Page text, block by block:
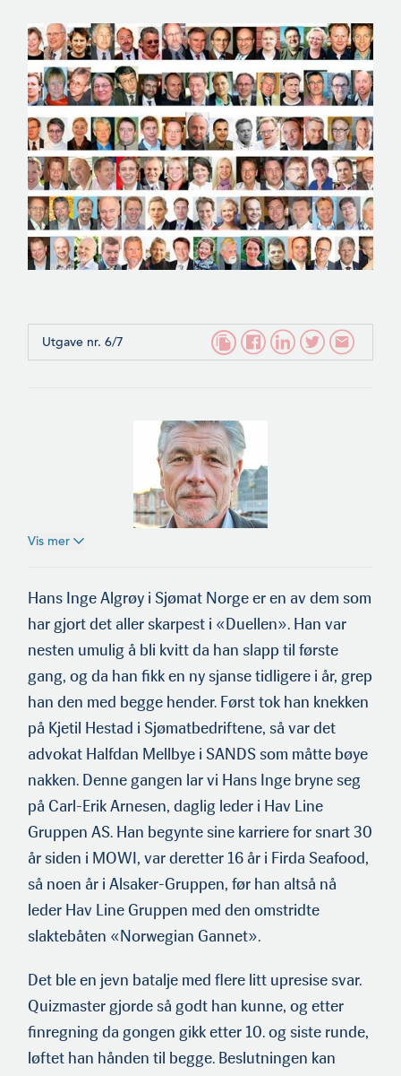
Utgave nr. 6/7
Carl-Erik Arnesen
Vis mer
Hans Inge Algrøy i Sjømat Norge er en av dem som
har gjort det aller skarpest i «Duellen». Han var
nesten umulig å bli kvitt da han slapp til første
gang, og da han fikk en ny sjanse tidligere i år, grep
han den med begge hender. Først tok han knekken
på Kjetil Hestad i Sjømatbedriftene, så var det
advokat Halfdan Mellbye i SANDS som måtte bøye
nakken. Denne gangen lar vi Hans Inge bryne seg
på Carl-Erik Arnesen, daglig leder i Hav Line
Gruppen AS. Han begynte sine karriere for snart 30
år siden i MOWI, var deretter 16 år i Firda Seafood,
så noen år i Alsaker-Gruppen, før han altså nå
leder Hav Line Gruppen med den om­stridte
slaktebåten «Norwegian Gannet».
Det ble en jevn batalje med flere litt upresise svar.
Quizmaster gjorde så godt han kunne, og etter
finregning da gongen gikk etter 10. og siste runde,
løftet han hånden til begge. Beslutningen kan